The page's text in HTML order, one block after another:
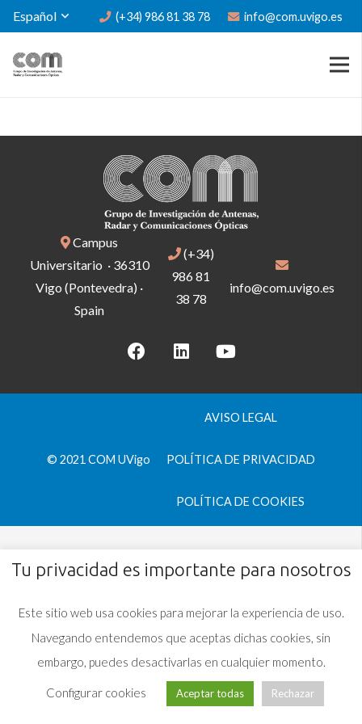
Español (+34) 986 81 38 78 info@com.uvigo.es
Campus
Universitario · 36310
Vigo (Pontevedra) ·
Spain
(+34)
986 81
38 78
info@com.uvigo.es
© 2021 COM UVigo
AVISO LEGAL
POLÍTICA DE PRIVACIDAD
POLÍTICA DE COOKIES
Tu privacidad es importante para nosotros
Este sitio web usa cookies para mejorar la experiencia de uso.
Navegando entendemos que aceptas dichas cookies, sin
embargo, puedes desactivarlas en cualquier momento.
Configurar cookies Aceptar todas Rechazar